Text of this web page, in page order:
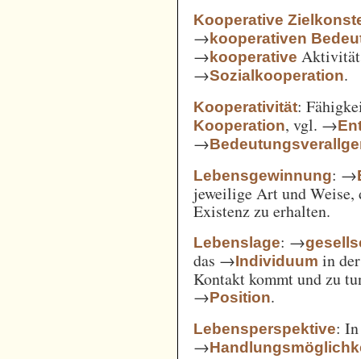
Kooperative
→kooperativen
→kooperative
→Sozialkooperation.
Kooperativität:
Kooperation, vgl. →
→
Lebensgewinnung: →
jeweilige Art und
Existenz zu erhalten.
Lebenslage: →
das →Individuum in
Kontakt kommt und zu
→Position.
Lebensperspektive:
→